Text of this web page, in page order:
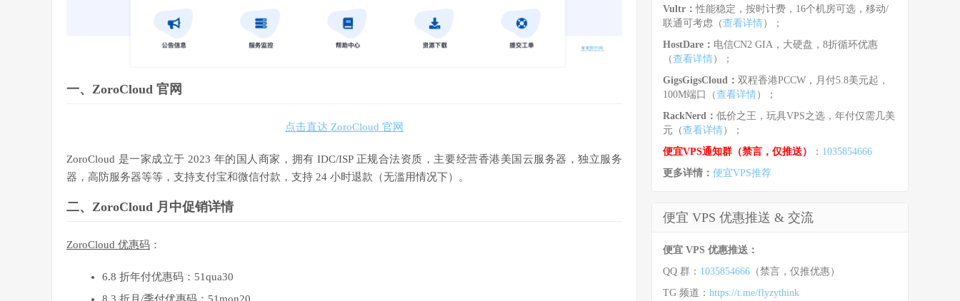
一、ZoroCloud 官网
点击直达 ZoroCloud 官网
ZoroCloud 是一家成立于 2023 年的国人商家，拥有 IDC/ISP 正规合法资质，主要经营香港美国云服务器，独立服务
器，高防服务器等等，支持支付宝和微信付款，支持 24 小时退款（无滥用情况下）。
二、ZoroCloud 月中促销详情
ZoroCloud 优惠码 ：
6.8 折年付优惠码：51qua30
Vultr：性能稳定，按时计费，16个机房可选，移动/
联通可考虑（查看详情）；
HostDare： 电信CN2 GIA，大硬盘，8折循环优惠
（查看详情）；
GigsGigsCloud： 双程香港PCCW，月付5.8美元起，
100M端口（查看详情）；
RackNerd： 低价之王，玩具VPS之选，年付仅需几美
元（查看详情）；
便宜VPS通知群（禁言，仅推送）
： 1035854666
更多详情： 便宜VPS推荐
便宜 VPS 优惠推送 & 交流
便宜 VPS 优惠推送：
QQ 群： 1035854666 （禁言，仅推优惠）
TG 频道： https://t.me/flyzythink